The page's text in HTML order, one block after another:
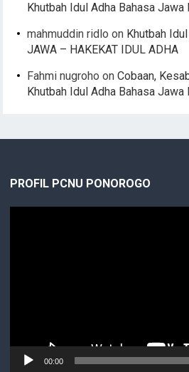
Khutbah Idul Adha Bahasa Jawa
mahmuddin ridlo on Khutbah
JAWA – HAKEKAT IDUL ADHA
Fahmi nugroho onCobaan,
Khutbah Idul Adha Bahasa Jawa
PROFIL PCNU PONOROGO
00:00